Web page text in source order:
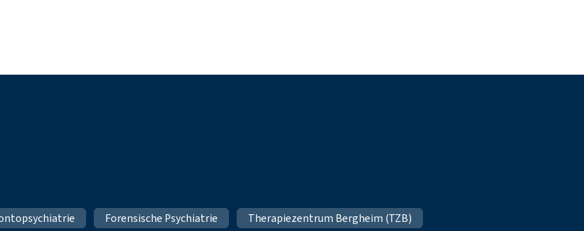
Forensische Psychiatrie
Therapiezentrum Bergheim (TZB)